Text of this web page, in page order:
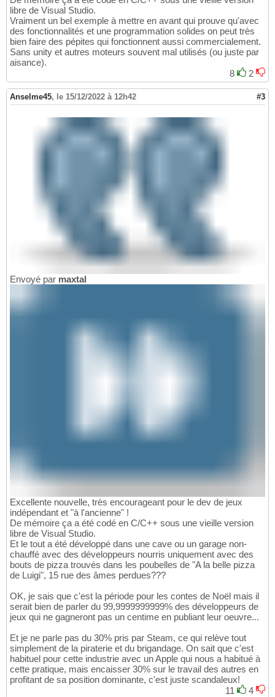
libre de Visual Studio.
Vraiment un bel exemple à mettre en avant qui prouve qu'avec
des fonctionnalités et une programmation solides on peut très
bien faire des pépites qui fonctionnent aussi commercialement.
Sans unity et autres moteurs souvent mal utilisés (ou juste par
aisance).
8
2
Anselme45, le 15/12/2022 à 12h42 #3
Envoyé par maxtal
Excellente nouvelle, très encourageant pour le dev de jeux
indépendant et "à l'ancienne" !
De mémoire ça a été codé en C/C++ sous une vieille version
libre de Visual Studio.
Et le tout a été développé dans une cave ou un garage non-
chauffé avec des développeurs nourris uniquement avec des
bouts de pizza trouvés dans les poubelles de "A la belle pizza
de Luigi", 15 rue des âmes perdues???
OK, je sais que c'est la période pour les contes de Noël mais il
serait bien de parler du 99,9999999999% des développeurs de
jeux qui ne gagneront pas un centime en publiant leur oeuvre...
Et je ne parle pas du 30% pris par Steam, ce qui relève tout
simplement de la piraterie et du brigandage. On sait que c'est
habituel pour cette industrie avec un Apple qui nous a habitué à
cette pratique, mais encaisser 30% sur le travail des autres en
profitant de sa position dominante, c'est juste scandaleux!
11
4